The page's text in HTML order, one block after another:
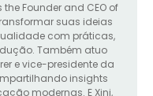
the Founder and CEO of
suas ideias
com práticas,
Também atuo
e vice-presidente da
insights
modernas. E Xini,